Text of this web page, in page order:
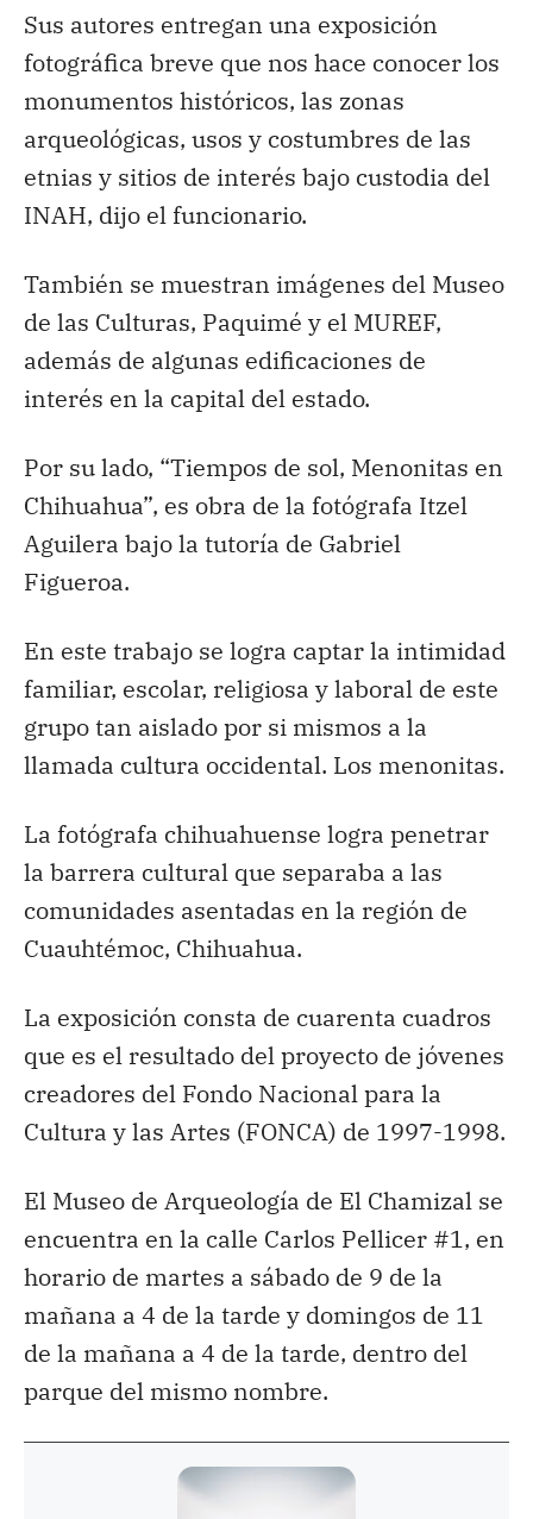
Sus autores entregan una exposición
fotográfica breve que nos hace conocer los
monumentos históricos, las zonas
arqueológicas, usos y costumbres de las
etnias y sitios de interés bajo custodia del
INAH, dijo el funcionario.
También se muestran imágenes del Museo
de las Culturas, Paquimé y el MUREF,
además de algunas edificaciones de
interés en la capital del estado.
Por su lado, “Tiempos de sol, Menonitas en
Chihuahua”, es obra de la fotógrafa Itzel
Aguilera bajo la tutoría de Gabriel
Figueroa.
En este trabajo se logra captar la intimidad
familiar, escolar, religiosa y laboral de este
grupo tan aislado por si mismos a la
llamada cultura occidental. Los menonitas.
La fotógrafa chihuahuense logra penetrar
la barrera cultural que separaba a las
comunidades asentadas en la región de
Cuauhtémoc, Chihuahua.
La exposición consta de cuarenta cuadros
que es el resultado del proyecto de jóvenes
creadores del Fondo Nacional para la
Cultura y las Artes (FONCA) de 1997-1998.
El Museo de Arqueología de El Chamizal se
encuentra en la calle Carlos Pellicer #1, en
horario de martes a sábado de 9 de la
mañana a 4 de la tarde y domingos de 11
de la mañana a 4 de la tarde, dentro del
parque del mismo nombre.